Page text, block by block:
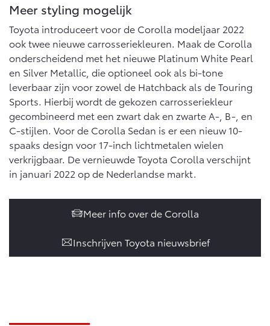
Land Cruiser (excl. BTW)
Vanaf € 89.986,-
Meer styling mogelijk
Toyota introduceert voor de Corolla modeljaar 2022
ook twee nieuwe carrosseriekleuren. Maak de Corolla
onderscheidend met het nieuwe Platinum White Pearl
en Silver Metallic, die optioneel ook als bi-tone
leverbaar zijn voor zowel de Hatchback als de Touring
Sports. Hierbij wordt de gekozen carrosseriekleur
gecombineerd met een zwart dak en zwarte A-, B-, en
C-stijlen. Voor de Corolla Sedan is er een nieuw 10-
spaaks design voor 17-inch lichtmetalen wielen
verkrijgbaar. De vernieuwde Toyota Corolla verschijnt
in januari 2022 op de Nederlandse markt.
Meer info over de Corolla
Inschrijven Toyota nieuwsbrief